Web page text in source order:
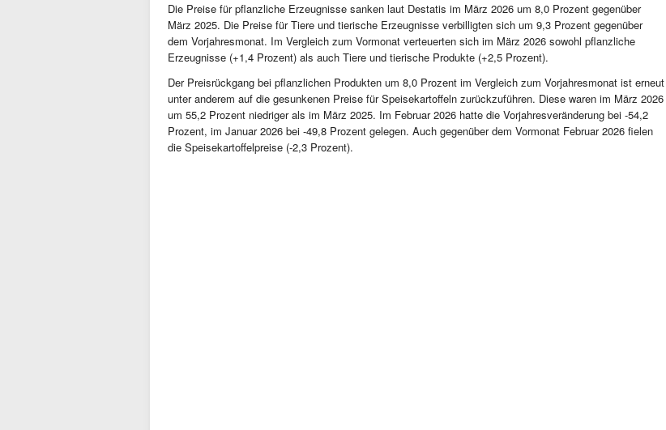
Die Preise für pflanzliche Erzeugnisse sanken laut Destatis im März 2026 um 8,0 Prozent gegenüber
März 2025. Die Preise für Tiere und tierische Erzeugnisse verbilligten sich um 9,3 Prozent gegenüber
dem Vorjahresmonat. Im Vergleich zum Vormonat verteuerten sich im März 2026 sowohl pflanzliche
Erzeugnisse (+1,4 Prozent) als auch Tiere und tierische Produkte (+2,5 Prozent).
Der Preisrückgang bei pflanzlichen Produkten um 8,0 Prozent im Vergleich zum Vorjahresmonat ist erneut
unter anderem auf die gesunkenen Preise für Speisekartoffeln zurückzuführen. Diese waren im März 2026
um 55,2 Prozent niedriger als im März 2025. Im Februar 2026 hatte die Vorjahresveränderung bei -54,2
Prozent, im Januar 2026 bei -49,8 Prozent gelegen. Auch gegenüber dem Vormonat Februar 2026 fielen
die Speisekartoffelpreise (-2,3 Prozent).